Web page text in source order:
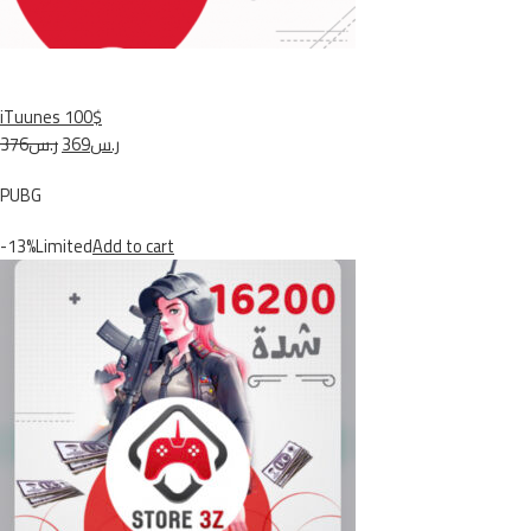
iTuunes 100$
ر.س376
ر.س369
PUBG
-13%LimitedAdd to cart